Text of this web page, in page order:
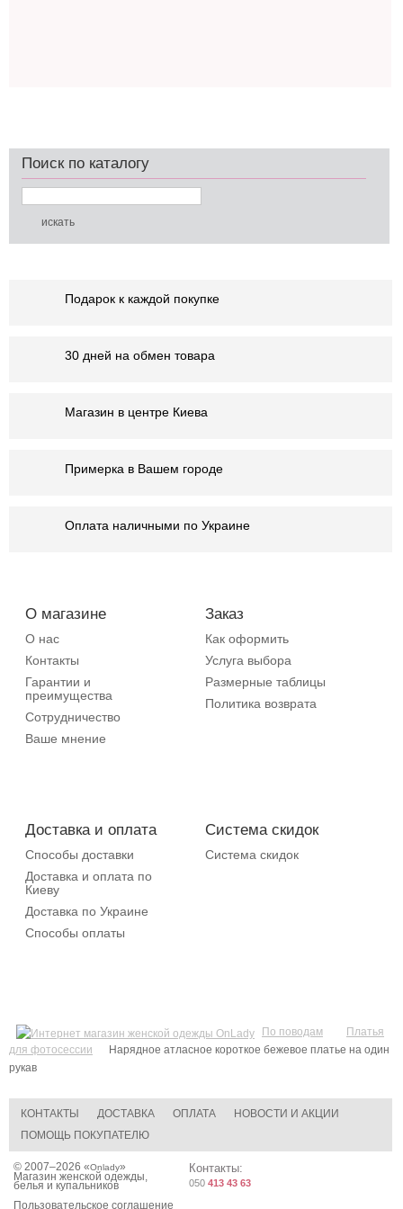
Поиск по каталогу
Подарок к каждой покупке
30 дней на обмен товара
Магазин в центре Киева
Примерка в Вашем городе
Оплата наличными по Украине
О магазине
О нас
Контакты
Гарантии и
преимущества
Сотрудничество
Ваше мнение
Заказ
Как оформить
Услуга выбора
Размерные таблицы
Политика возврата
Доставка и оплата
Способы доставки
Доставка и оплата по
Киеву
Доставка по Украине
Способы оплаты
Система скидок
Система скидок
По поводам
Платья
для фотосессии
Нарядное атласное короткое бежевое платье на один
рукав
КОНТАКТЫ ДОСТАВКА ОПЛАТА
НОВОСТИ И АКЦИИ
ПОМОЩЬ ПОКУПАТЕЛЮ
© 2007–2026 «Onlady»
Магазин женской одежды,
белья и купальников
Пользовательское соглашение
Контакты:
050 413 43 63